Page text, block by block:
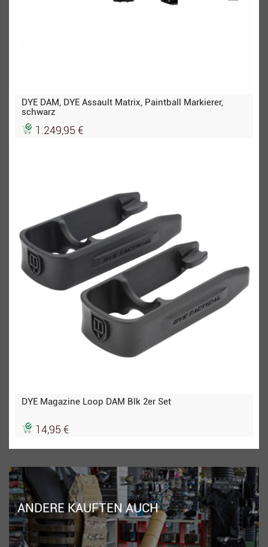
DYE DAM, DYE Assault Matrix, Paintball Markierer,
schwarz
1.249,95 €
DYE Magazine Loop DAM Blk 2er Set
14,95 €
ANDERE KAUFTEN AUCH